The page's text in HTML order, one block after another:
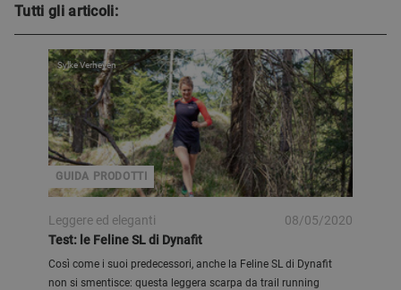
Tutti gli articoli:
GUIDA PRODOTTI
Sylke Verheyen
Leggere ed eleganti
08/05/2020
Test: le Feline SL di Dynafit
Così come i suoi predecessori, anche la Feline SL di Dynafit
non si smentisce: questa leggera scarpa da trail running